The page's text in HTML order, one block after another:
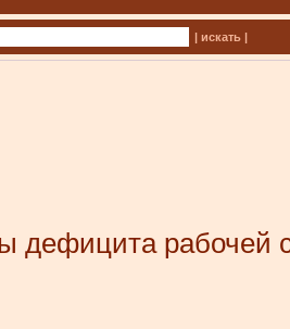
| искать |
дефицита рабочей